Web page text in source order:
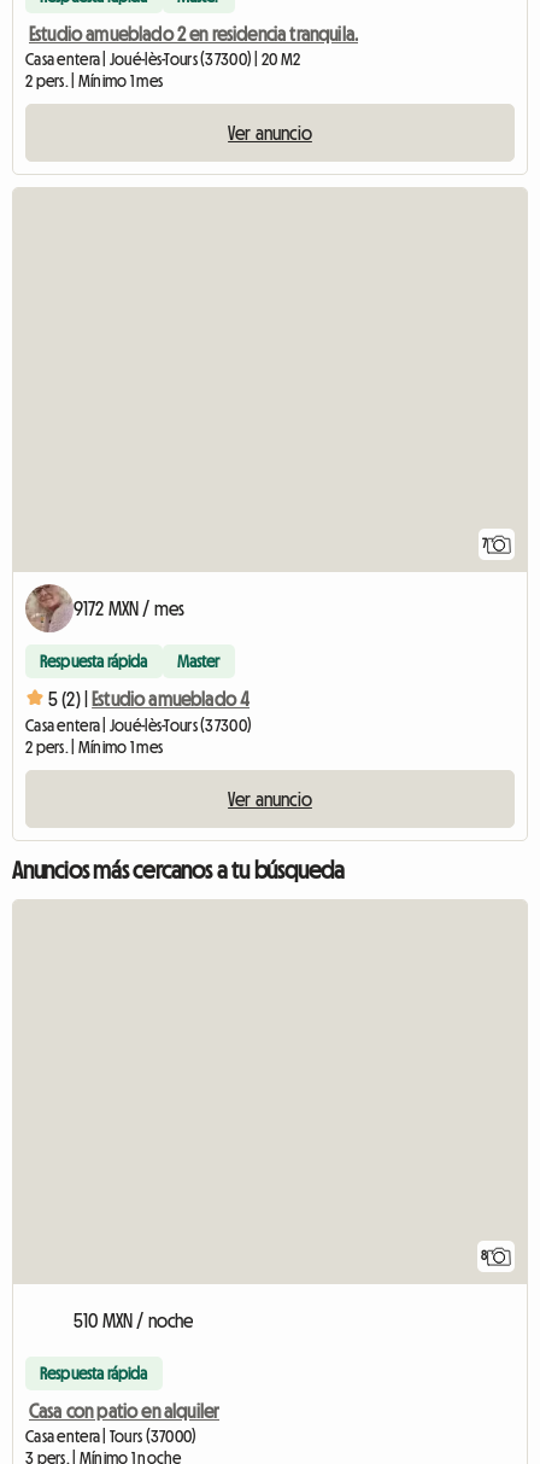
Estudio amueblado 2 en residencia tranquila.
Casa entera | Joué-lès-Tours (37300) | 20 M2
2 pers. | Mínimo 1 mes
Ver anuncio
7
9172 MXN / mes
Respuesta rápida Master
5 (2) | Estudio amueblado 4
Casa entera | Joué-lès-Tours (37300)
2 pers. | Mínimo 1 mes
Ver anuncio
Anuncios más cercanos a tu búsqueda
8
510 MXN / noche
Respuesta rápida
Casa con patio en alquiler
Casa entera | Tours (37000)
3 pers. | Mínimo 1 noche